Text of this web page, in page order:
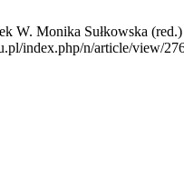
W. Monika Sułkowska
index.php/n/article/view/